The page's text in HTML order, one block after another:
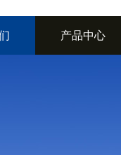
产品中心